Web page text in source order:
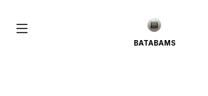
BATABAMS